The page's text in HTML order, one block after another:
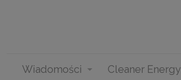
Wiadomości Cleaner Energy